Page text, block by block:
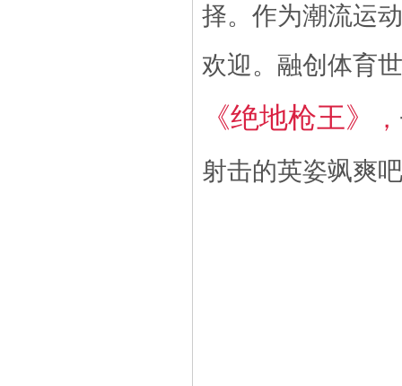
择。作为潮流运
欢迎。融创体育
《绝地枪王》 ，
射击的英姿飒爽